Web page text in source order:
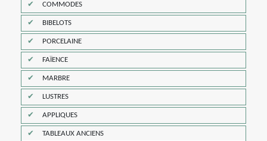
COMMODES
BIBELOTS
PORCELAINE
FAÏENCE
MARBRE
LUSTRES
APPLIQUES
TABLEAUX ANCIENS